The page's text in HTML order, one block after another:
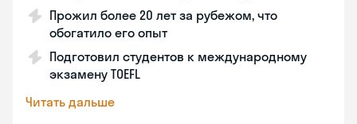
Прожил более 20 лет за рубежом, что
обогатило его опыт
Подготовил студентов к международному
экзамену TOEFL
Читать дальше